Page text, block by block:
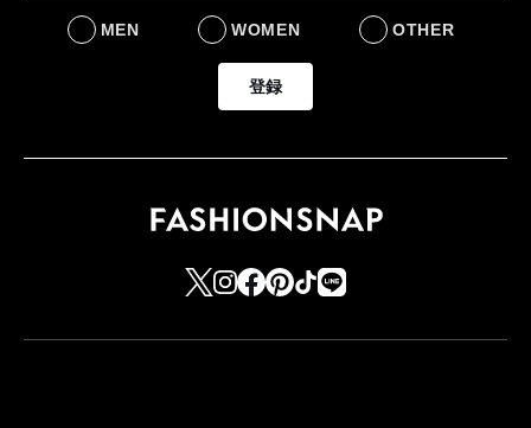
MEN WOMEN OTHER
登録